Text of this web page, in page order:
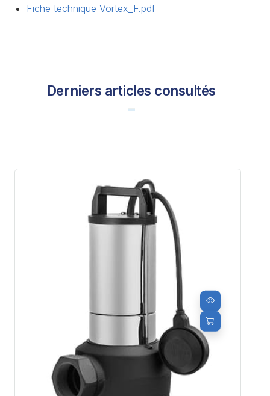
Fiche technique Vortex_F.pdf
Derniers articles consultés